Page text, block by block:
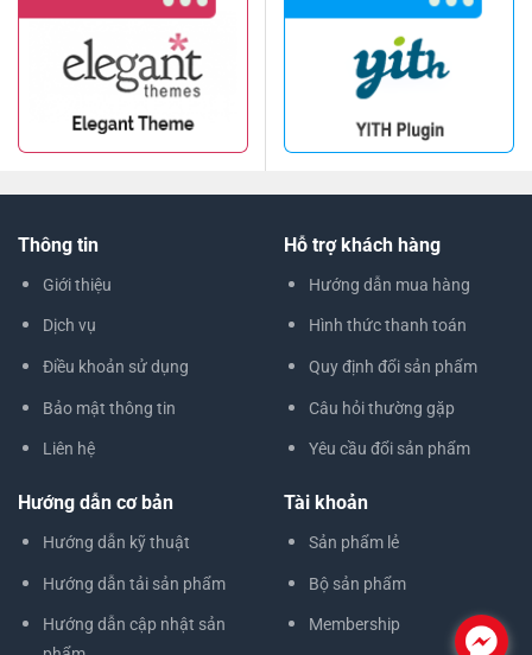
Thông tin
Giới thiệu
Dịch vụ
Điều khoản sử dụng
Bảo mật thông tin
Liên hệ
Hỗ trợ khách hàng
Hướng dẫn mua hàng
Hình thức thanh toán
Quy định đổi sản phẩm
Câu hỏi thường gặp
Yêu cầu đổi sản phẩm
Hướng dẫn cơ bản
Hướng dẫn kỹ thuật
Hướng dẫn tải sản phẩm
Hướng dẫn cập nhật sản
Tài khoản
Sản phẩm lẻ
Bộ sản phẩm
Membership
.